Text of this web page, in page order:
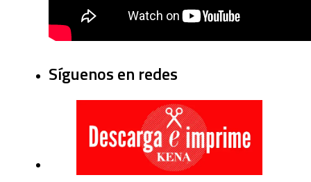
Síguenos en redes